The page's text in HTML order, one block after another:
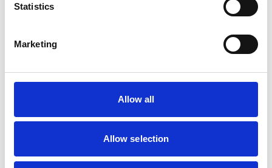
Statistics
Marketing
Allow all
Allow selection
HULTAFORS
405SEK